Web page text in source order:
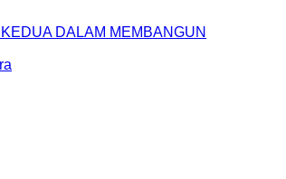
DALAM MEMBANGUN